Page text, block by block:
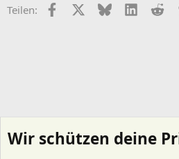
Teilen: FacebookX (Twitter)
BlueskyLinkedIn
Wir schützen deine